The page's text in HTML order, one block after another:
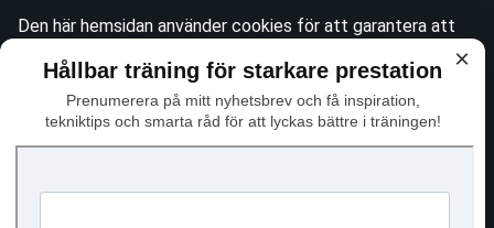
×
Hållbar träning för starkare prestation
Prenumerera på mitt nyhetsbrev och få inspiration,
tekniktips och smarta råd för att lyckas bättre i träningen!
Den här hemsidan använder cookies för att garantera att
webbplatsen. Se vårintegritetspolicyför mer information
om det här. För att godkänna användningen av icke-
essentiella cookies, vänligen klicka "Jag håller med"